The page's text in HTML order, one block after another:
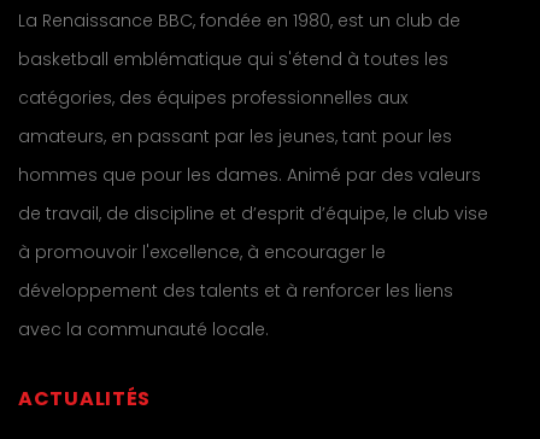
La Renaissance BBC, fondée en 1980, est un club de
basketball emblématique qui s'étend à toutes les
catégories, des équipes professionnelles aux
amateurs, en passant par les jeunes, tant pour les
hommes que pour les dames. Animé par des valeurs
de travail, de discipline et d’esprit d’équipe, le club vise
à promouvoir l'excellence, à encourager le
développement des talents et à renforcer les liens
avec la communauté locale.
ACTUALITÉS